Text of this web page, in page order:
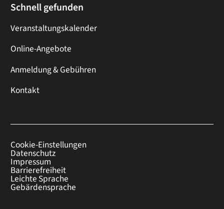
Schnell gefunden
Veranstaltungskalender
Online-Angebote
Anmeldung & Gebühren
Kontakt
Cookie-Einstellungen
Datenschutz
Impressum
Barrierefreiheit
Leichte Sprache
Gebärdensprache